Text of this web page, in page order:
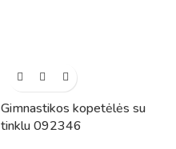
Gimnastikos kopetėlės su
tinklu 092346